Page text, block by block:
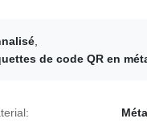
de code QR en